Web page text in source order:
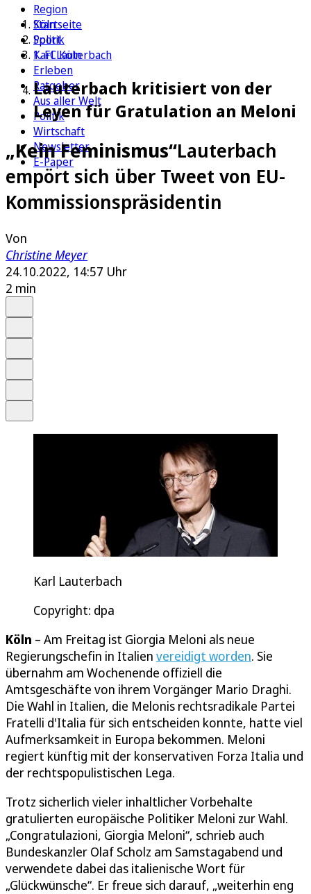
Region
Köln
Sport
1. FC Köln
Erleben
Ratgeber
Aus aller Welt
Politik
Wirtschaft
Newsletter
E-Paper
Startseite
Politik
Karl Lauterbach
Lauterbach kritisiert von der
Leyen für Gratulation an Meloni
„Kein Feminismus“Lauterbach
empört sich über Tweet von EU-
Kommissionspräsidentin
Von
Christine Meyer
24.10.2022, 14:57 Uhr
2 min
Karl Lauterbach
Copyright: dpa
Köln – Am Freitag ist Giorgia Meloni als neue
Regierungschefin in Italien vereidigt worden. Sie
übernahm am Wochenende offiziell die
Amtsgeschäfte von ihrem Vorgänger Mario Draghi.
Die Wahl in Italien, die Melonis rechtsradikale Partei
Fratelli d'Italia für sich entscheiden konnte, hatte viel
Aufmerksamkeit in Europa bekommen. Meloni
regiert künftig mit der konservativen Forza Italia und
der rechtspopulistischen Lega.
Trotz sicherlich vieler inhaltlicher Vorbehalte
gratulierten europäische Politiker Meloni zur Wahl.
„Congratulazioni, Giorgia Meloni“, schrieb auch
Bundeskanzler Olaf Scholz am Samstagabend und
verwendete dabei das italienische Wort für
„Glückwünsche“. Er freue sich darauf, „weiterhin eng